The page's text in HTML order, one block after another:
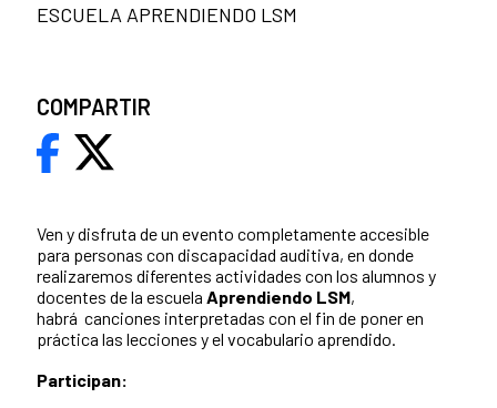
Ven y disfruta de un evento completamente accesible
para personas con discapacidad auditiva, en donde
realizaremos diferentes actividades con los alumnos y
docentes de la escuela Aprendiendo LSM,
habrá canciones interpretadas con el fin de poner en
práctica las lecciones y el vocabulario aprendido.
Participan:
ESCUELA APRENDIENDO LSM
COMPARTIR